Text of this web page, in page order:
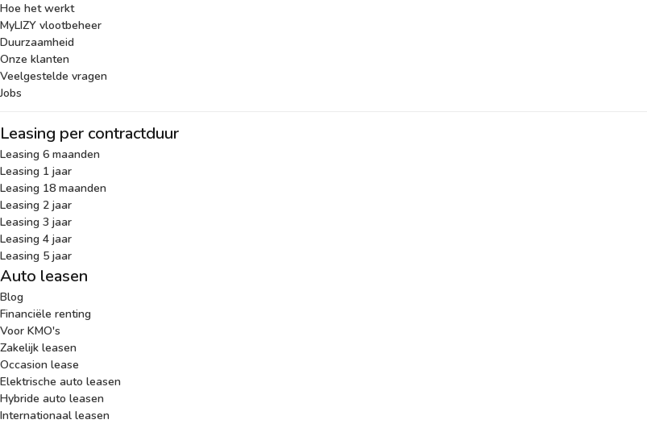
Hoe het werkt
MyLIZY vlootbeheer
Duurzaamheid
Onze klanten
Veelgestelde vragen
Jobs
Leasing per contractduur
Leasing 6 maanden
Leasing 1 jaar
Leasing 18 maanden
Leasing 2 jaar
Leasing 3 jaar
Leasing 4 jaar
Leasing 5 jaar
Auto leasen
Blog
Financiële renting
Voor KMO's
Zakelijk leasen
Occasion lease
Elektrische auto leasen
Hybride auto leasen
Internationaal leasen